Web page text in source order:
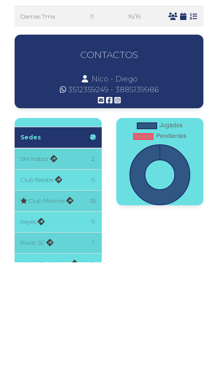
Damas 7ma 11 16/16
CONTACTOS
Nico - Diego
3512359249 - 3885139986
Sedes
5M Indoor 2
Club Baldos 6
Club Molinos 55
Reyes 11
Rural SC 1
Väster Club Lospe 2